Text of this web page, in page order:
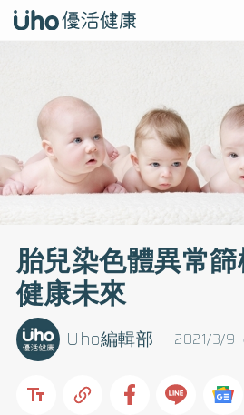
胎兒染色體異常
健康未來
2021/3/9
Uho編輯部